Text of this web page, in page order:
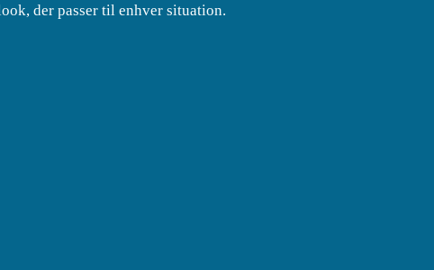
der passer til enhver situation.